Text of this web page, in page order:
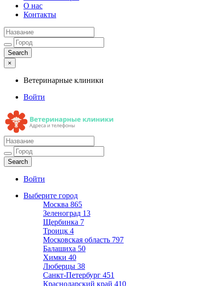
О нас
Контакты
×
Ветеринарные клиники
Войти
Ветеринарные клиники
Адреса и телефоны
Войти
Выберите город
Москва 865
Зеленоград 13
Щербинка 7
Троицк 4
Московская область 797
Балашиха 50
Химки 40
Люберцы 38
Санкт-Петербург 451
Краснодарский край 410